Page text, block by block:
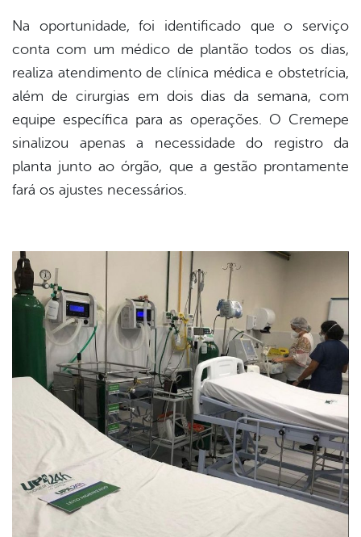
Na oportunidade, foi identificado que o serviço
conta com um médico de plantão todos os dias,
realiza atendimento de clínica médica e obstetrícia,
além de cirurgias em dois dias da semana, com
equipe específica para as operações. O Cremepe
sinalizou apenas a necessidade do registro da
planta junto ao órgão, que a gestão prontamente
fará os ajustes necessários.